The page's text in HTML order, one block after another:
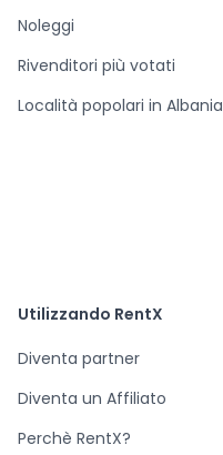
Noleggi
Rivenditori più votati
Località popolari in Albania
Utilizzando RentX
Diventa partner
Diventa un Affiliato
Perchè RentX?